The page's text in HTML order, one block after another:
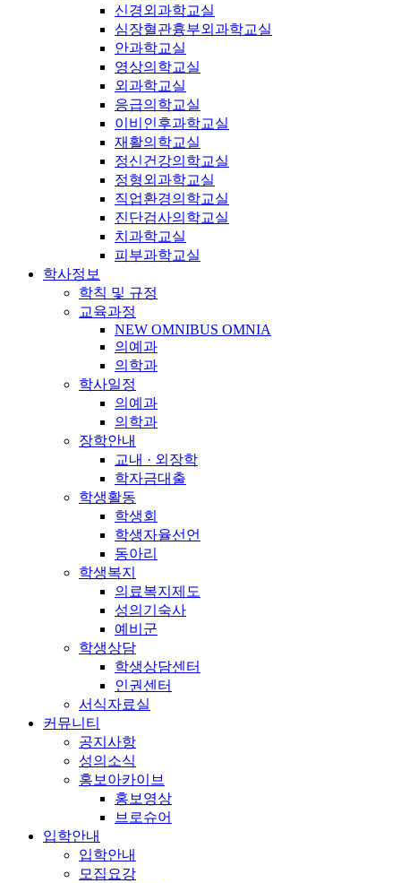
신경외과학교실
심장혈관흉부외과학교실
안과학교실
영상의학교실
외과학교실
응급의학교실
이비인후과학교실
재활의학교실
정신건강의학교실
정형외과학교실
직업환경의학교실
진단검사의학교실
치과학교실
피부과학교실
학사정보
학칙 및 규정
교육과정
NEW OMNIBUS OMNIA
의예과
의학과
학사일정
의예과
의학과
장학안내
교내 · 외장학
학자금대출
학생활동
학생회
학생자율선언
동아리
학생복지
의료복지제도
성의기숙사
예비군
학생상담
학생상담센터
인권센터
서식자료실
커뮤니티
공지사항
성의소식
홍보아카이브
홍보영상
브로슈어
입학안내
입학안내
모집요강